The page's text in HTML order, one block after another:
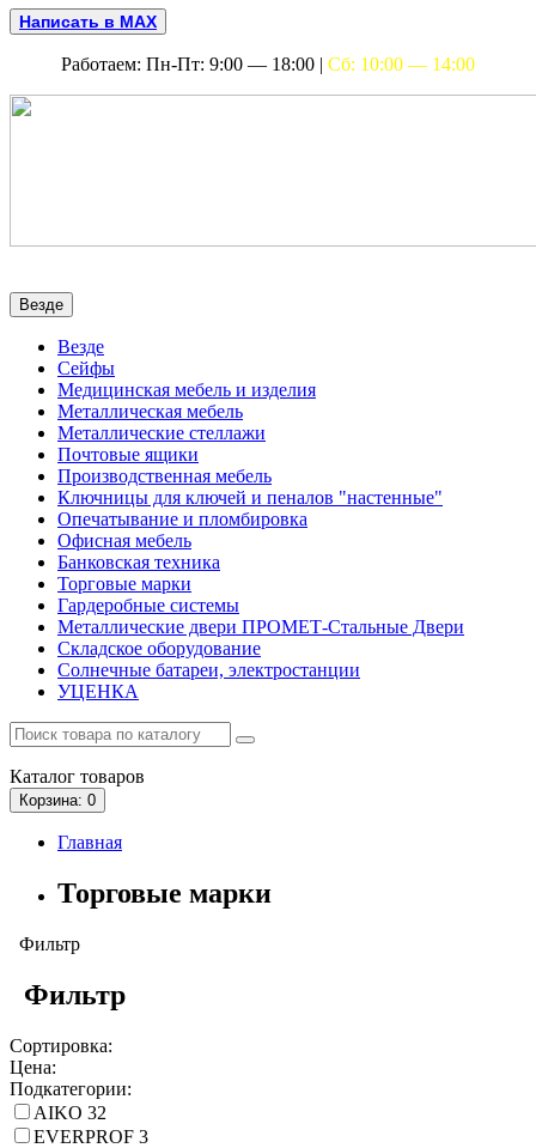
Написать в MAX
Работаем: Пн-Пт: 9:00 — 18:00 | Сб: 10:00 — 14:00
Везде
Везде
Сейфы
Медицинская мебель и изделия
Металлическая мебель
Металлические стеллажи
Почтовые ящики
Производственная мебель
Ключницы для ключей и пеналов "настенные"
Опечатывание и пломбировка
Офисная мебель
Банковская техника
Торговые марки
Гардеробные системы
Металлические двери ПРОМЕТ-Стальные Двери
Складское оборудование
Солнечные батареи, электростанции
УЦЕНКА
Каталог товаров
Корзина: 0
Главная
Торговые марки
Фильтр
Фильтр
Сортировка:
Цена:
Подкатегории:
AIKO 32
EVERPROF 3